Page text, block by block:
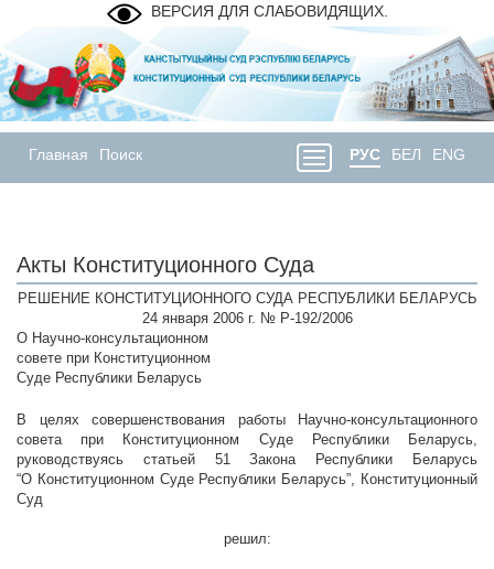
ВЕРСИЯ ДЛЯ СЛАБОВИДЯЩИХ.
Главная Поиск РУС БЕЛ ENG
Акты Конституционного Суда
РЕШЕНИЕ КОНСТИТУЦИОННОГО СУДА РЕСПУБЛИКИ БЕЛАРУСЬ
24 января 2006 г. № Р-192/2006
О Научно-консультационном
совете при Конституционном
Суде Республики Беларусь
В целях совершенствования работы Научно-консультационного
совета при Конституционном Суде Республики Беларусь,
руководствуясь статьей 51 Закона Республики Беларусь
“О Конституционном Суде Республики Беларусь”, Конституционный
Суд
решил: